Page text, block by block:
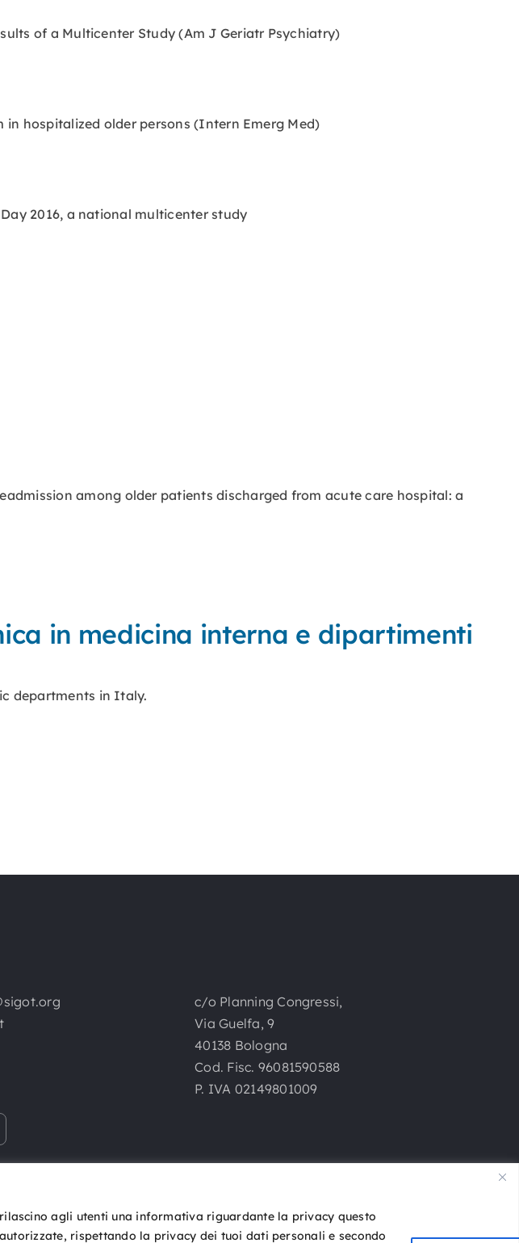
agli utenti una informativa riguardante la privacy questo
rispettando la privacy dei tuoi dati personali e secondo
of a Multicenter Study (Am J Geriatr Psychiatry)
hospitalized older persons (Intern Emerg Med)
2016, a national multicenter study
among older patients discharged from acute care hospital: a
in medicina interna e dipartimenti
departments in Italy.
c/o Planning Congressi,
Via Guelfa, 9
40138 Bologna
Cod. Fisc. 96081590588
P. IVA 02149801009
i diritti riservati